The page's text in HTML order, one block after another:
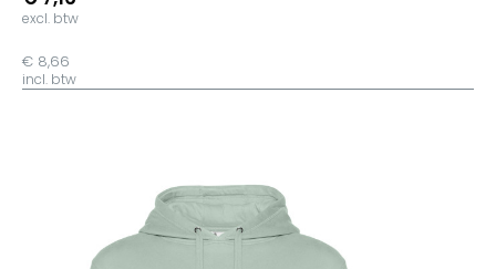
excl. btw
€ 8,66
incl. btw